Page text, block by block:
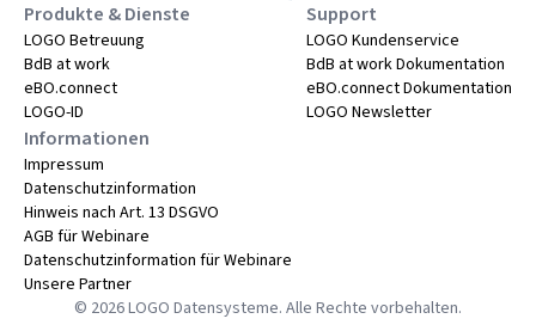
Produkte & Dienste
LOGO Betreuung
BdB at work
eBO.connect
LOGO-ID
Support
LOGO Kundenservice
BdB at work Dokumentation
eBO.connect Dokumentation
LOGO Newsletter
Informationen
Impressum
Datenschutzinformation
Hinweis nach Art. 13 DSGVO
AGB für Webinare
Datenschutzinformation für Webinare
Unsere Partner
© 2026LOGO Datensysteme. Alle Rechte vorbehalten.